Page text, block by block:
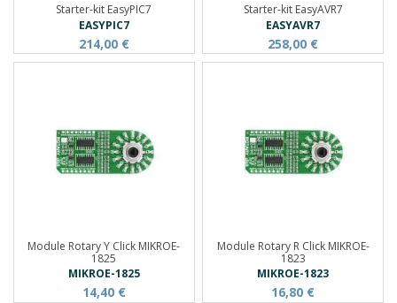
Starter-kit EasyPIC7
EASYPIC7
214,00 €
Starter-kit EasyAVR7
EASYAVR7
258,00 €
Module Rotary Y Click MIKROE-
1825
MIKROE-1825
14,40 €
Module Rotary R Click MIKROE-
1823
MIKROE-1823
16,80 €